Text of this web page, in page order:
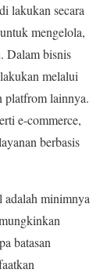
lakukan secara
mengelola,
Dalam bisnis
melalui
platfrom lainnya.
e-commerce,
berbasis
adalah minimnya
batasan